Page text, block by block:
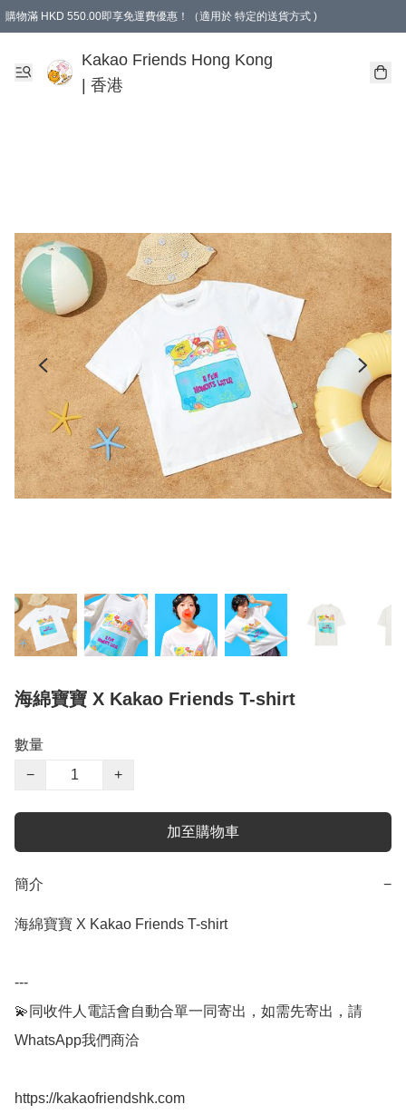
購物滿 HKD 550.00即享免運費優惠！（適用於 特定的送貨方式 )
Kakao Friends Hong Kong
| 香港
海綿寶寶 X Kakao Friends T-shirt
數量
−
+
加至購物車
簡介 −
海綿寶寶 X Kakao Friends T-shirt
---
💫同收件人電話會自動合單一同寄出，如需先寄出，請
WhatsApp我們商洽
https://kakaofriendshk.com